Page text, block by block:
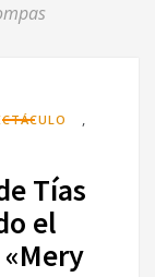
,
Tías
el